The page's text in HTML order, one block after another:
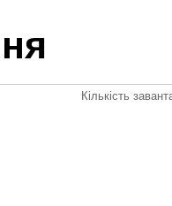
Кількість